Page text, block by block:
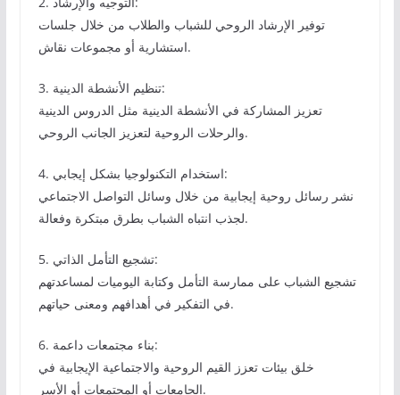
توفير الإرشاد الروحي للشباب والطلاب من خلال جلسات
استشارية أو مجموعات نقاش.
3. تنظيم الأنشطة الدينية:
تعزيز المشاركة في الأنشطة الدينية مثل الدروس الدينية
والرحلات الروحية لتعزيز الجانب الروحي.
4. استخدام التكنولوجيا بشكل إيجابي:
نشر رسائل روحية إيجابية من خلال وسائل التواصل الاجتماعي
لجذب انتباه الشباب بطرق مبتكرة وفعالة.
5. تشجيع التأمل الذاتي:
تشجيع الشباب على ممارسة التأمل وكتابة اليوميات لمساعدتهم
في التفكير في أهدافهم ومعنى حياتهم.
6. بناء مجتمعات داعمة:
خلق بيئات تعزز القيم الروحية والاجتماعية الإيجابية في
الجامعات أو المجتمعات أو الأسر.